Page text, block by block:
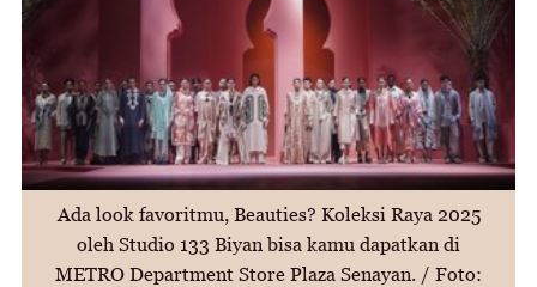
Ada look favoritmu, Beauties? Koleksi Raya 2025
oleh Studio 133 Biyan bisa kamu dapatkan di
METRO Department Store Plaza Senayan. / Foto: